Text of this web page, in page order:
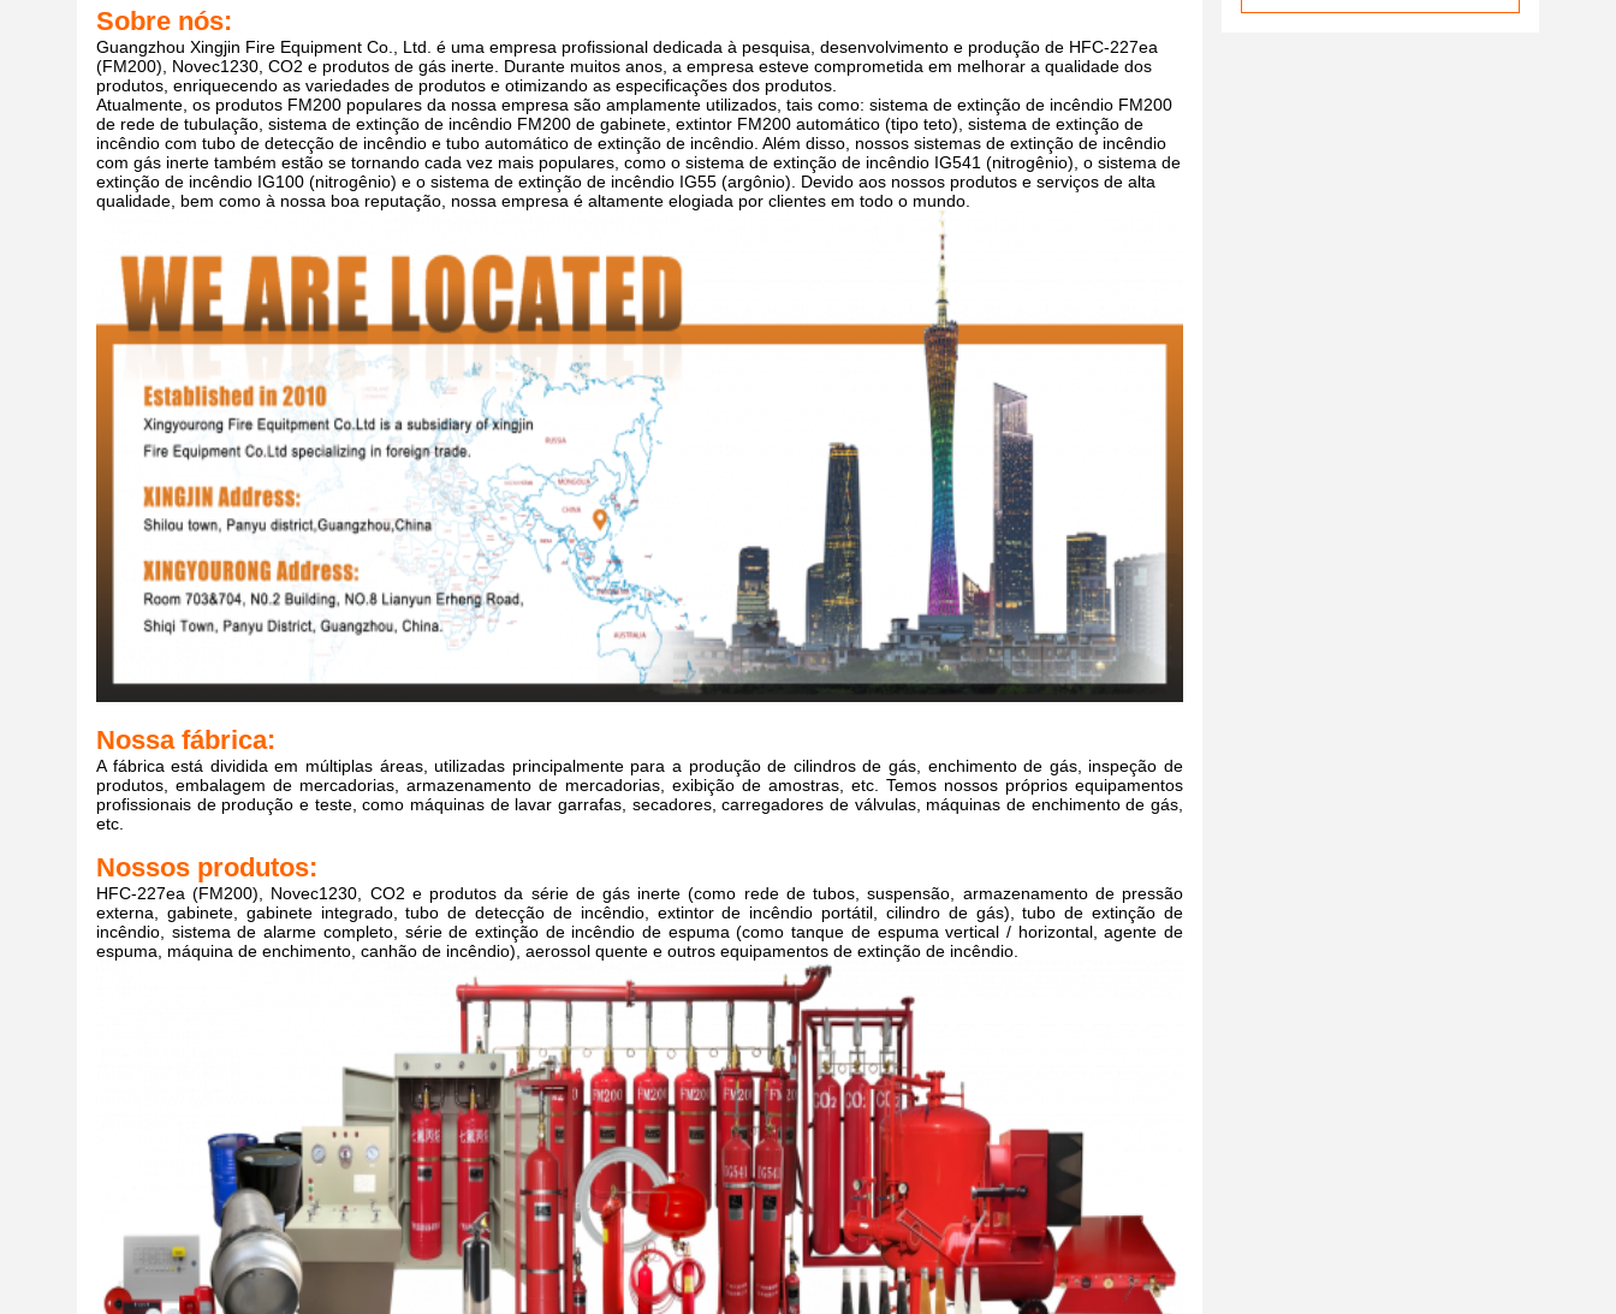
Sobre nós:
Guangzhou Xingjin Fire Equipment Co., Ltd. é uma empresa profissional dedicada à pesquisa, desenvolvimento e produção de HFC-227ea
(FM200), Novec1230, CO2 e produtos de gás inerte. Durante muitos anos, a empresa esteve comprometida em melhorar a qualidade dos
produtos, enriquecendo as variedades de produtos e otimizando as especificações dos produtos.
Atualmente, os produtos FM200 populares da nossa empresa são amplamente utilizados, tais como: sistema de extinção de incêndio FM200
de rede de tubulação, sistema de extinção de incêndio FM200 de gabinete, extintor FM200 automático (tipo teto), sistema de extinção de
incêndio com tubo de detecção de incêndio e tubo automático de extinção de incêndio. Além disso, nossos sistemas de extinção de incêndio
com gás inerte também estão se tornando cada vez mais populares, como o sistema de extinção de incêndio IG541 (nitrogênio), o sistema de
extinção de incêndio IG100 (nitrogênio) e o sistema de extinção de incêndio IG55 (argônio). Devido aos nossos produtos e serviços de alta
qualidade, bem como à nossa boa reputação, nossa empresa é altamente elogiada por clientes em todo o mundo.
Nossa fábrica:
A fábrica está dividida em múltiplas áreas, utilizadas principalmente para a produção de cilindros de gás, enchimento de gás, inspeção de
produtos, embalagem de mercadorias, armazenamento de mercadorias, exibição de amostras, etc. Temos nossos próprios equipamentos
profissionais de produção e teste, como máquinas de lavar garrafas, secadores, carregadores de válvulas, máquinas de enchimento de gás,
etc.
Nossos produtos:
HFC-227ea (FM200), Novec1230, CO2 e produtos da série de gás inerte (como rede de tubos, suspensão, armazenamento de pressão
externa, gabinete, gabinete integrado, tubo de detecção de incêndio, extintor de incêndio portátil, cilindro de gás), tubo de extinção de
incêndio, sistema de alarme completo, série de extinção de incêndio de espuma (como tanque de espuma vertical / horizontal, agente de
espuma, máquina de enchimento, canhão de incêndio), aerossol quente e outros equipamentos de extinção de incêndio.